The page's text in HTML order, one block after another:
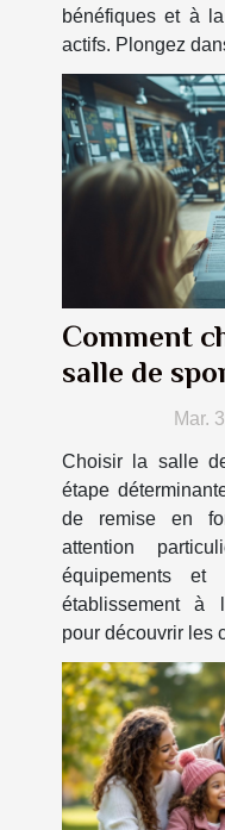
bénéfiques et à
actifs. Plongez
Comment
salle de
objectifsMar.
Choisir la salle
étape
de remise en
attention
équipements et
établissement à
pour découvrir les